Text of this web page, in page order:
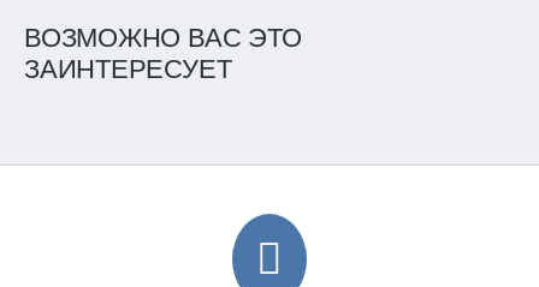
ВОЗМОЖНО ВАС ЭТО
ЗАИНТЕРЕСУЕТ